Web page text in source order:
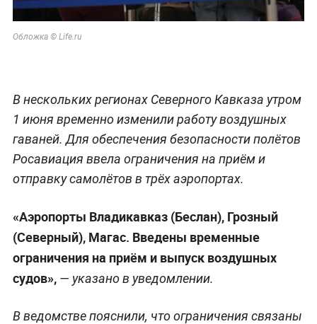
Обложка © Life.ru
В нескольких регионах Северного Кавказа утром
1 июня временно изменили работу воздушных
гаваней. Для обеспечения безопасности полётов
Росавиация ввела ограничения на приём и
отправку самолётов в трёх аэропортах.
«Аэропорты Владикавказ (Беслан), Грозный
(Северный), Магас. Введены временные
ограничения на приём и выпуск воздушных
судов»,— указано в уведомлении.
В ведомстве пояснили, что ограничения связаны